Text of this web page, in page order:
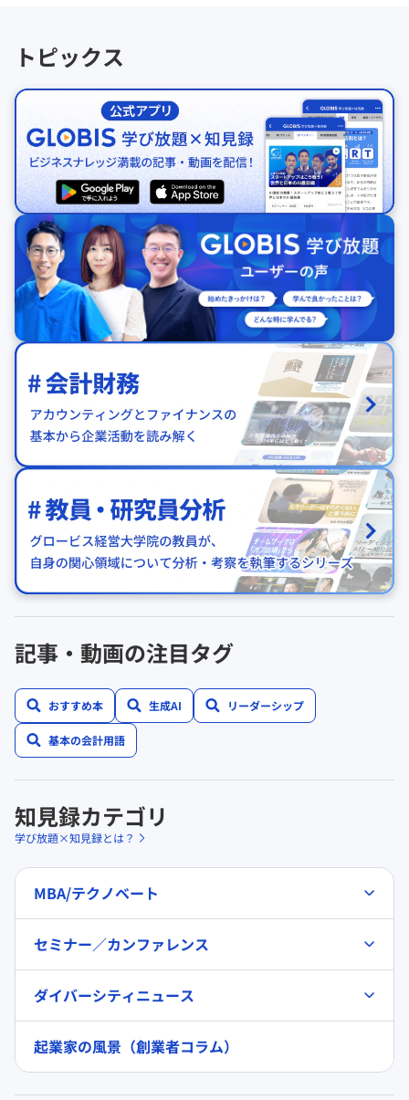
トピックス
記事・動画の注目タグ
おすすめ本 生成AI リーダーシップ
基本の会計用語
知見録カテゴリ
学び放題×知見録とは？
MBA/テクノベート
セミナー／カンファレンス
ダイバーシティニュース
起業家の風景（創業者コラム）